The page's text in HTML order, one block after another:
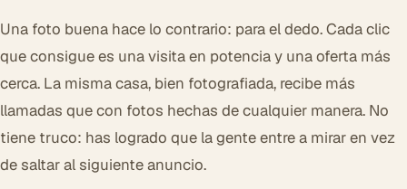
Una foto buena hace lo contrario: para el dedo. Cada clic
que consigue es una visita en potencia y una oferta más
cerca. La misma casa, bien fotografiada, recibe más
llamadas que con fotos hechas de cualquier manera. No
tiene truco: has logrado que la gente entre a mirar en vez
de saltar al siguiente anuncio.